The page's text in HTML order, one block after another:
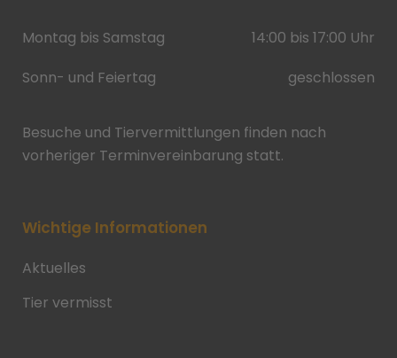
Montag bis Samstag
14:00 bis 17:00 Uhr
Sonn- und Feiertag
geschlossen
Besuche und Tiervermittlungen finden nach
vorheriger Terminvereinbarung statt.
Wichtige Informationen
Aktuelles
Tier vermisst